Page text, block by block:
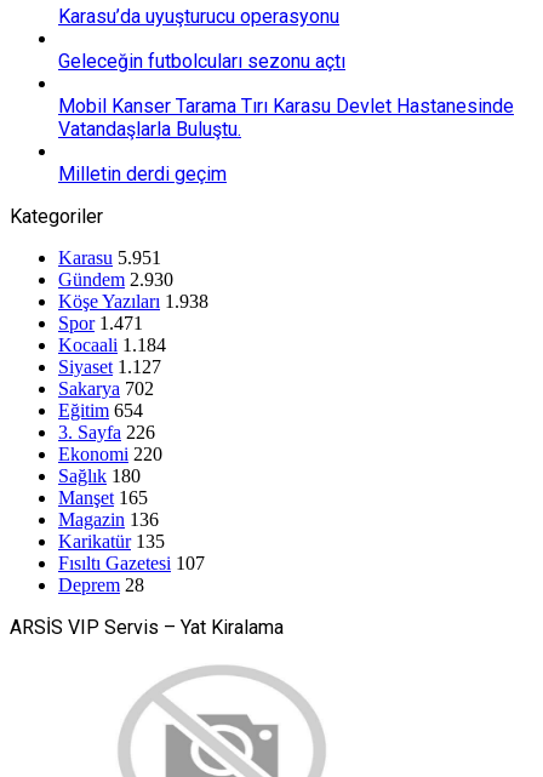
Karasu’da uyuşturucu operasyonu
Geleceğin futbolcuları sezonu açtı
Mobil Kanser Tarama Tırı Karasu Devlet Hastanesinde
Vatandaşlarla Buluştu.
Milletin derdi geçim
Kategoriler
Karasu 5.951
Gündem 2.930
Köşe Yazıları 1.938
Spor 1.471
Kocaali 1.184
Siyaset 1.127
Sakarya 702
Eğitim 654
3. Sayfa 226
Ekonomi 220
Sağlık 180
Manşet 165
Magazin 136
Karikatür 135
Fısıltı Gazetesi 107
Deprem 28
ARSİS VIP Servis – Yat Kiralama